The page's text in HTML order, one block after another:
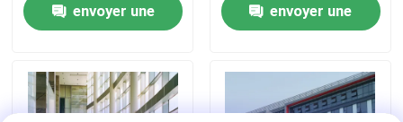
Botte de cadre de l'espace
énergétiqueenvoyer une
structures en acier
envoyer une